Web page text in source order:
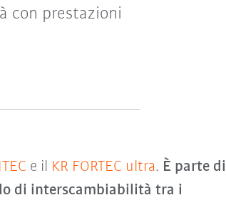
con prestazioni
e il KR FORTEC ultra. È parte di
di interscambiabilità tra i